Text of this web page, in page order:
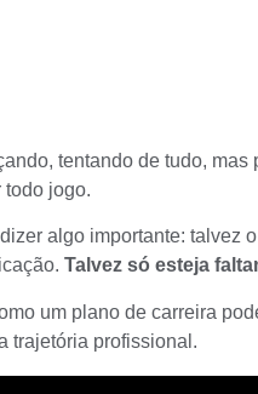
tentando de tudo,
todo jogo.
algo importante: talvez
Talvez só esteja
um plano de carreira
trajetória profissional.